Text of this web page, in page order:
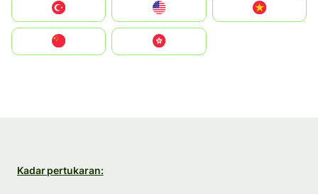
United States
中國香港特別行政區
Kadar pertukaran: